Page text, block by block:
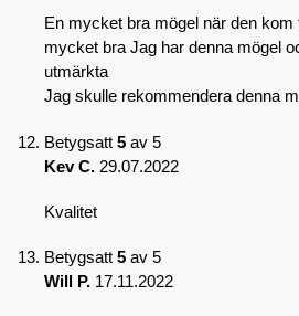
En mycket bra mögel när den kom
mycket bra Jag har denna mögel
utmärkta
Jag skulle rekommendera denna
Betygsatt 5 av 5
Kev C. 29.07.2022
Kvalitet
Betygsatt 5 av 5
Will P. 17.11.2022